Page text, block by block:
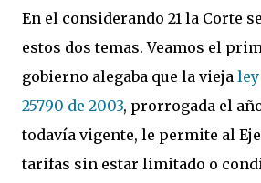
En el considerando 21 la Corte
estos dos temas. Veamos el
gobierno alegaba que la vieja
25790 de 2003, prorrogada el
todavía vigente, le permite al
tarifas sin estar limitado o